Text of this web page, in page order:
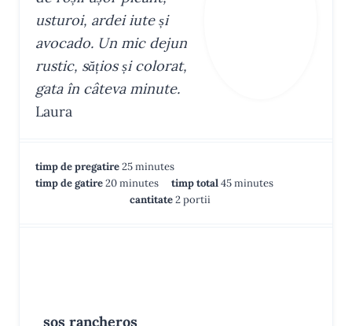
usturoi, ardei iute și
avocado. Un mic dejun
rustic, sățios și colorat,
gata în câteva minute.
Laura
timp de pregatire25m
i
n
minutes
timp de gatire20mminutes timp total45mminutes
cantitate2portii
sos rancheros